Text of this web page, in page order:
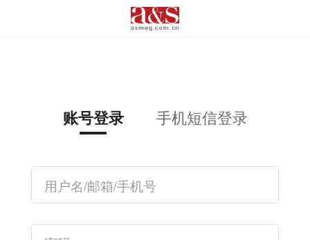
账号登录 手机短信登录